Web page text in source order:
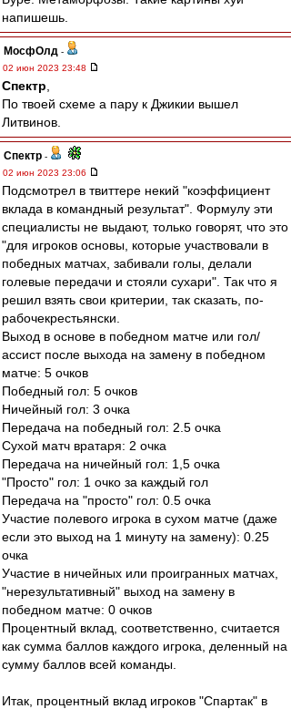
напишешь.
МосфОлд -
02 июн 2023 23:48
Спектр
По твоей схеме а пару к Джикии вышел
Литвинов.
Спектр -
02 июн 2023 23:06
Подсмотрел в твиттере некий "коэффициент
вклада в командный результат". Формулу эти
специалисты не выдают, только говорят, что это
"для игроков основы, которые участвовали в
победных матчах, забивали голы, делали
голевые передачи и стояли сухари". Так что я
решил взять свои критерии, так сказать, по-
рабочекрестьянски.
Выход в основе в победном матче или гол/
ассист после выхода на замену в победном
матче: 5 очков
Победный гол: 5 очков
Ничейный гол: 3 очка
Передача на победный гол: 2.5 очка
Сухой матч вратаря: 2 очка
Передача на ничейный гол: 1,5 очка
"Просто" гол: 1 очко за каждый гол
Передача на "просто" гол: 0.5 очка
Участие полевого игрока в сухом матче (даже
если это выход на 1 минуту на замену): 0.25
очка
Участие в ничейных или проигранных матчах,
"нерезультативный" выход на замену в
победном матче: 0 очков
Процентный вклад, соответственно, считается
как сумма баллов каждого игрока, деленный на
сумму баллов всей команды.
Итак, процентный вклад игроков "Спартак" в